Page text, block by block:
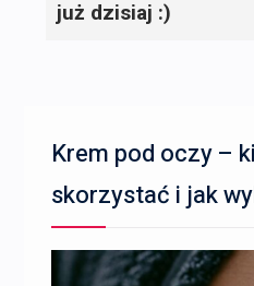
już dzisiaj :)
Krem pod oczy –
skorzystać i jak